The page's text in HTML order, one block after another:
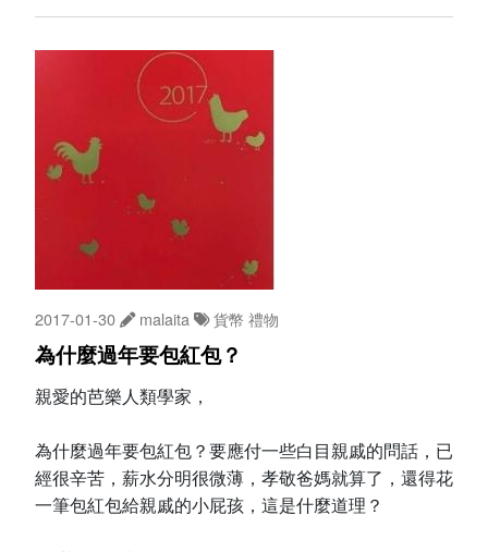
2017-01-30 malaita 貨幣 禮物
為什麼過年要包紅包？
親愛的芭樂人類學家，
為什麼過年要包紅包？要應付一些白目親戚的問話，已
經很辛苦，薪水分明很微薄，孝敬爸媽就算了，還得花
一筆包紅包給親戚的小屁孩，這是什麼道理？